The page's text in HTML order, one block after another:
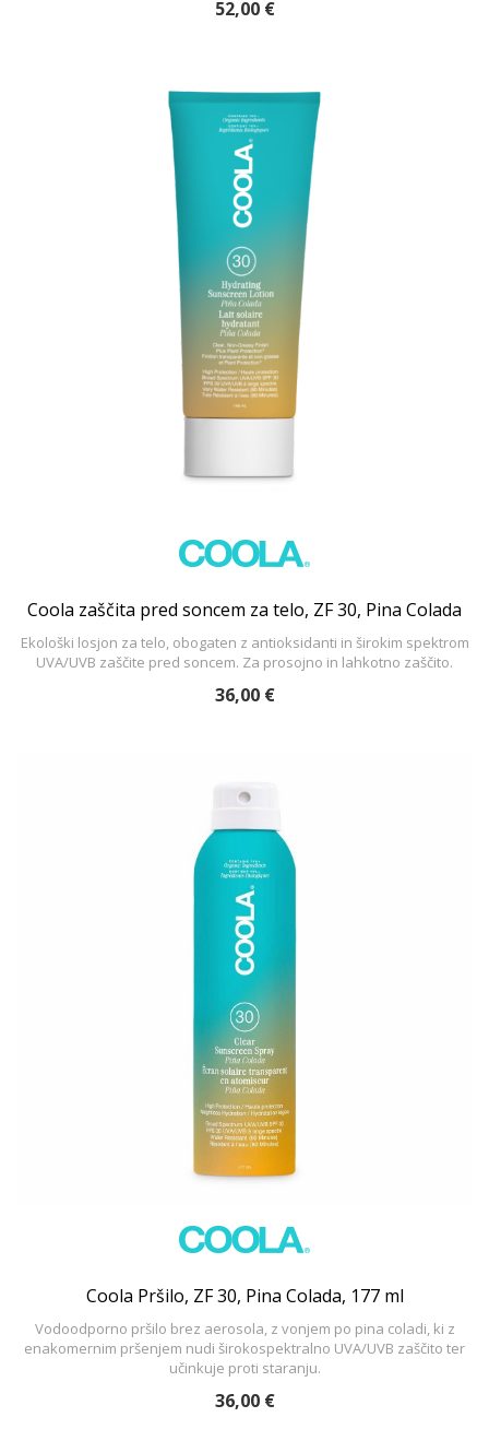
52,00 €
Coola zaščita pred soncem za telo, ZF 30, Pina Colada
Ekološki losjon za telo, obogaten z antioksidanti in širokim spektrom
UVA/UVB zaščite pred soncem. Za prosojno in lahkotno zaščito.
36,00 €
Coola Pršilo, ZF 30, Pina Colada, 177 ml
Vodoodporno pršilo brez aerosola, z vonjem po pina coladi, ki z
enakomernim pršenjem nudi širokospektralno UVA/UVB zaščito ter
učinkuje proti staranju.
36,00 €